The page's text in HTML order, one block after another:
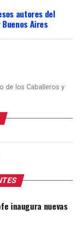
autores del
Aires
de los Caballeros y
inaugura nuevas